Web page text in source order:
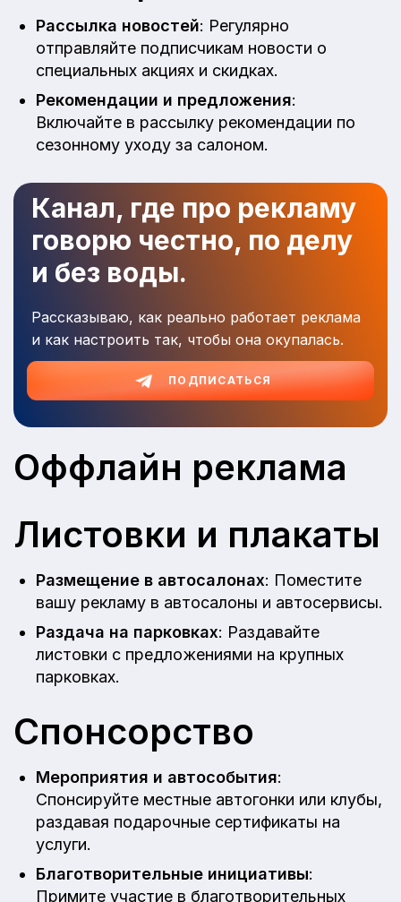
Рассылка новостей: Регулярно
отправляйте подписчикам новости о
специальных акциях и скидках.
Рекомендации и предложения:
Включайте в рассылку рекомендации по
сезонному уходу за салоном.
Канал, где про рекламу
говорю честно, по делу
и без воды.
Рассказываю, как реально работает реклама
и как настроить так, чтобы она окупалась.
ПОДПИСАТЬСЯ
Оффлайн реклама
Листовки и плакаты
Размещение в автосалонах: Поместите
вашу рекламу в автосалоны и автосервисы.
Раздача на парковках: Раздавайте
листовки с предложениями на крупных
парковках.
Спонсорство
Мероприятия и автособытия:
Спонсируйте местные автогонки или клубы,
раздавая подарочные сертификаты на
услуги.
Благотворительные инициативы:
Примите участие в благотворительных